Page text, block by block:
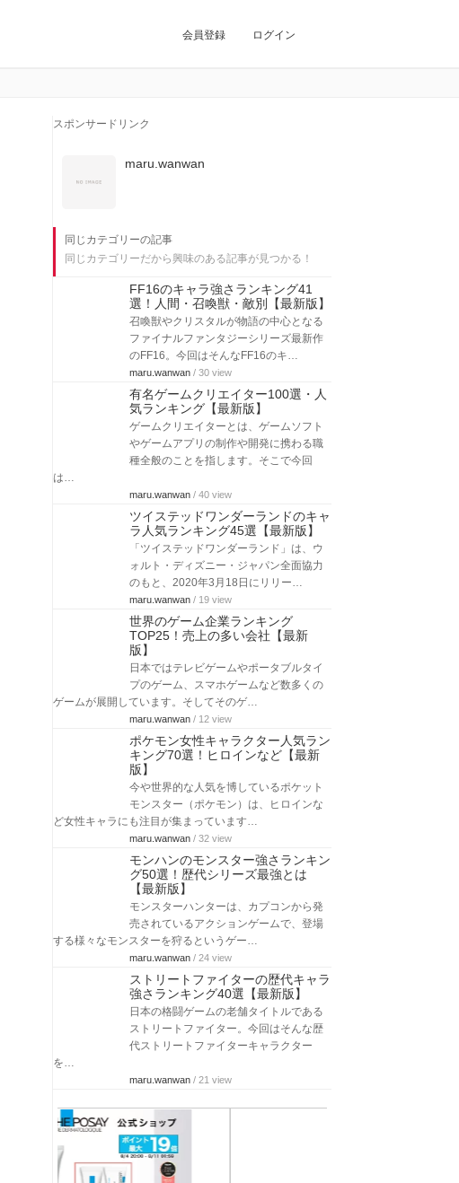
会員登録 ログイン
スポンサードリンク
maru.wanwan
同じカテゴリーの記事
同じカテゴリーだから興味のある記事が見つかる！
FF16のキャラ強さランキング41
選！人間・召喚獣・敵別【最新版】
召喚獣やクリスタルが物語の中心となる
ファイナルファンタジーシリーズ最新作
のFF16。今回はそんなFF16のキ…
maru.wanwan / 30 view
有名ゲームクリエイター100選・人
気ランキング【最新版】
ゲームクリエイターとは、ゲームソフト
やゲームアプリの制作や開発に携わる職
種全般のことを指します。そこで今回
は…
maru.wanwan / 40 view
ツイステッドワンダーランドのキャ
ラ人気ランキング45選【最新版】
「ツイステッドワンダーランド」は、ウ
ォルト・ディズニー・ジャパン全面協力
のもと、2020年3月18日にリリー…
maru.wanwan / 19 view
世界のゲーム企業ランキング
TOP25！売上の多い会社【最新
版】
日本ではテレビゲームやポータブルタイ
プのゲーム、スマホゲームなど数多くの
ゲームが展開しています。そしてそのゲ…
maru.wanwan / 12 view
ポケモン女性キャラクター人気ラン
キング70選！ヒロインなど【最新
版】
今や世界的な人気を博しているポケット
モンスター（ポケモン）は、ヒロインな
ど女性キャラにも注目が集まっています…
maru.wanwan / 32 view
モンハンのモンスター強さランキン
グ50選！歴代シリーズ最強とは
【最新版】
モンスターハンターは、カプコンから発
売されているアクションゲームで、登場
する様々なモンスターを狩るというゲー…
maru.wanwan / 24 view
ストリートファイターの歴代キャラ
強さランキング40選【最新版】
日本の格闘ゲームの老舗タイトルである
ストリートファイター。今回はそんな歴
代ストリートファイターキャラクター
を…
maru.wanwan / 21 view